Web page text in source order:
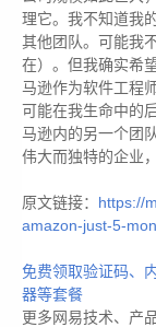
理它。我不知道我
其他团队。可能我
在）。但我确实希
马逊作为软件工程
可能在我生命中的
马逊内的另一个团
伟大而独特的企业
原文链接： https://
amazon-just-5-
免费领取验证码、
器等套餐
更多网易技术、产